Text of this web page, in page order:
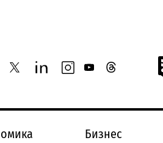
twitterlinkedininstagram
youtubethreads
Бизнес